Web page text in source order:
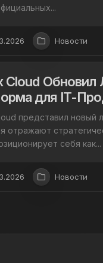
Новости
Cloud Обновил
для IT-
представил новый
отражают
себя как...
Новости